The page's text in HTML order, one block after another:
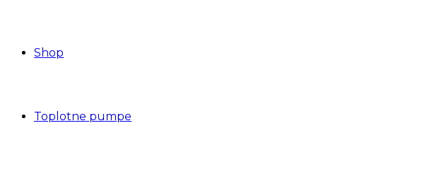
Shop
Toplotne pumpe